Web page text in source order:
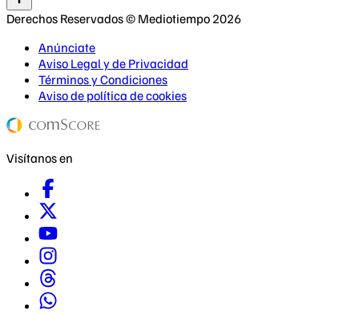
Derechos Reservados © Mediotiempo 2026
Anúnciate
Aviso Legal y de Privacidad
Términos y Condiciones
Aviso de política de cookies
Visítanos en